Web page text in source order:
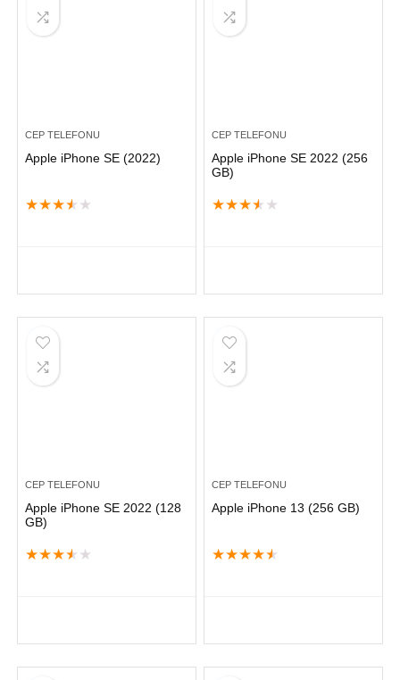
CEP TELEFONU
Apple iPhone SE (2022)
★★★★ ★
CEP TELEFONU
Apple iPhone SE 2022 (256
GB)
★★★★ ★
CEP TELEFONU
Apple iPhone SE 2022 (128
GB)
★★★★ ★
CEP TELEFONU
Apple iPhone 13 (256 GB)
★★★★★